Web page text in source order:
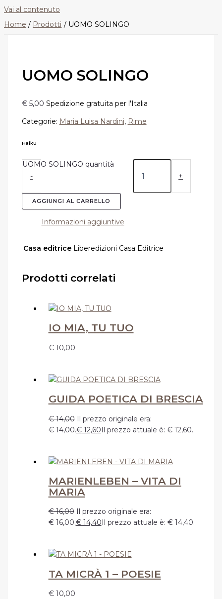
Vai al contenuto
Home
Prodotti UOMO SOLINGO
UOMO SOLINGO
€5,00 Spedizione gratuita per l'Italia
Categorie: Maria Luisa Nardini, Rime
Haiku
-
UOMO SOLINGO quantità
+
AGGIUNGI AL CARRELLO
Informazioni aggiuntive
Casa editrice Liberedizioni Casa Editrice
Prodotti correlati
IO MIA, TU TUO
€10,00
GUIDA POETICA DI BRESCIA
€14,00 Il prezzo originale era:
€ 14,00.€12,60Il prezzo attuale è: € 12,60.
MARIENLEBEN – VITA DI
MARIA
€16,00
Il prezzo originale era:
€ 16,00.€14,40 Il prezzo attuale è: € 14,40.
TA MICRÀ 1 – POESIE
€10,00